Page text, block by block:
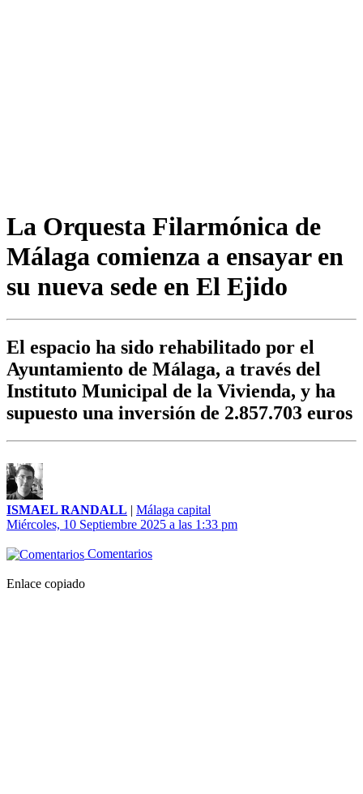
La Orquesta Filarmónica de
Málaga comienza a ensayar en
su nueva sede en El Ejido
El espacio ha sido rehabilitado por el
Ayuntamiento de Málaga, a través del
Instituto Municipal de la Vivienda, y ha
supuesto una inversión de 2.857.703 euros
ISMAEL RANDALL | Málaga capital
Miércoles, 10 Septiembre 2025 a las 1:33 pm
Comentarios
Enlace copiado